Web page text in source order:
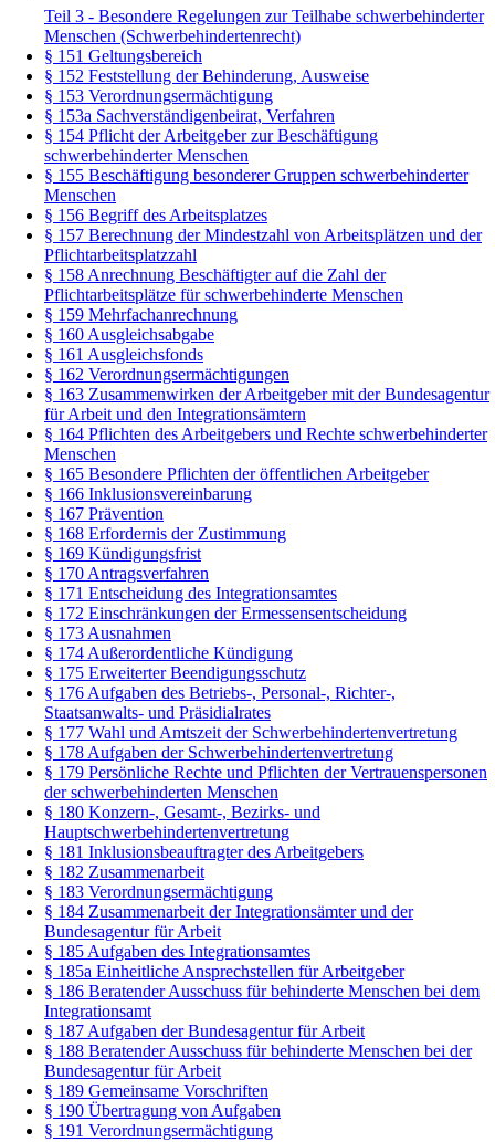
Teil 3 - Besondere Regelungen zur Teilhabe schwerbehinderter
Menschen (Schwerbehindertenrecht)
§ 151 Geltungsbereich
§ 152 Feststellung der Behinderung, Ausweise
§ 153 Verordnungsermächtigung
§ 153a Sachverständigenbeirat, Verfahren
§ 154 Pflicht der Arbeitgeber zur Beschäftigung
schwerbehinderter Menschen
§ 155 Beschäftigung besonderer Gruppen schwerbehinderter
Menschen
§ 156 Begriff des Arbeitsplatzes
§ 157 Berechnung der Mindestzahl von Arbeitsplätzen und der
Pflichtarbeitsplatzzahl
§ 158 Anrechnung Beschäftigter auf die Zahl der
Pflichtarbeitsplätze für schwerbehinderte Menschen
§ 159 Mehrfachanrechnung
§ 160 Ausgleichsabgabe
§ 161 Ausgleichsfonds
§ 162 Verordnungsermächtigungen
§ 163 Zusammenwirken der Arbeitgeber mit der Bundesagentur
für Arbeit und den Integrationsämtern
§ 164 Pflichten des Arbeitgebers und Rechte schwerbehinderter
Menschen
§ 165 Besondere Pflichten der öffentlichen Arbeitgeber
§ 166 Inklusionsvereinbarung
§ 167 Prävention
§ 168 Erfordernis der Zustimmung
§ 169 Kündigungsfrist
§ 170 Antragsverfahren
§ 171 Entscheidung des Integrationsamtes
§ 172 Einschränkungen der Ermessensentscheidung
§ 173 Ausnahmen
§ 174 Außerordentliche Kündigung
§ 175 Erweiterter Beendigungsschutz
§ 176 Aufgaben des Betriebs-, Personal-, Richter-,
Staatsanwalts- und Präsidialrates
§ 177 Wahl und Amtszeit der Schwerbehindertenvertretung
§ 178 Aufgaben der Schwerbehindertenvertretung
§ 179 Persönliche Rechte und Pflichten der Vertrauenspersonen
der schwerbehinderten Menschen
§ 180 Konzern-, Gesamt-, Bezirks- und
Hauptschwerbehindertenvertretung
§ 181 Inklusionsbeauftragter des Arbeitgebers
§ 182 Zusammenarbeit
§ 183 Verordnungsermächtigung
§ 184 Zusammenarbeit der Integrationsämter und der
Bundesagentur für Arbeit
§ 185 Aufgaben des Integrationsamtes
§ 185a Einheitliche Ansprechstellen für Arbeitgeber
§ 186 Beratender Ausschuss für behinderte Menschen bei dem
Integrationsamt
§ 187 Aufgaben der Bundesagentur für Arbeit
§ 188 Beratender Ausschuss für behinderte Menschen bei der
Bundesagentur für Arbeit
§ 189 Gemeinsame Vorschriften
§ 190 Übertragung von Aufgaben
§ 191 Verordnungsermächtigung